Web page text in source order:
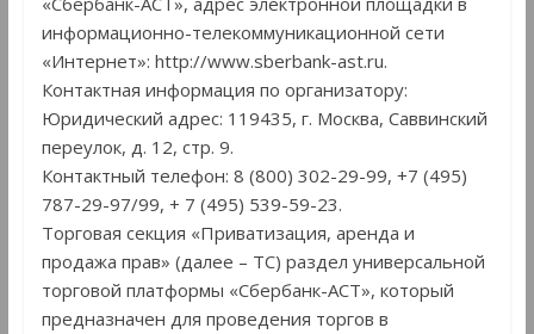
информационно-телекоммуникационной сети
«Интернет»: http://www.sberbank-ast.ru.
Контактная информация по организатору:
Юридический адрес: 119435, г. Москва, Саввинский
переулок, д. 12, стр. 9.
Контактный телефон: 8 (800) 302-29-99, +7 (495)
787-29-97/99, + 7 (495) 539-59-23.
Торговая секция «Приватизация, аренда и
продажа прав» (далее – ТС) раздел универсальной
торговой платформы «Сбербанк-АСТ», который
предназначен для проведения торгов в